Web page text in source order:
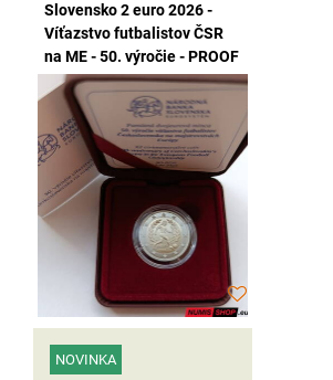
Slovensko 2 euro 2026 -
Víťazstvo futbalistov ČSR
na ME - 50. výročie - PROOF
NOVINKA